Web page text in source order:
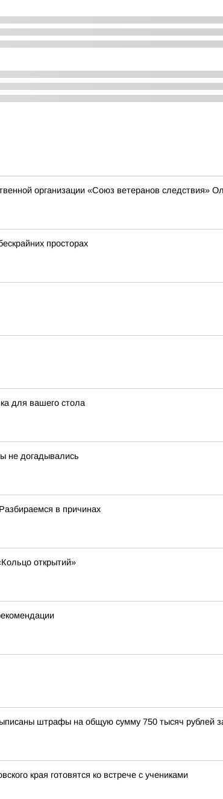
организации «Союз ветеранов следствия»
просторах
для вашего стола
не догадывались
в причинах
открытий»
штрафы на общую сумму 750 тысяч рублей
края готовятся ко встрече с учениками